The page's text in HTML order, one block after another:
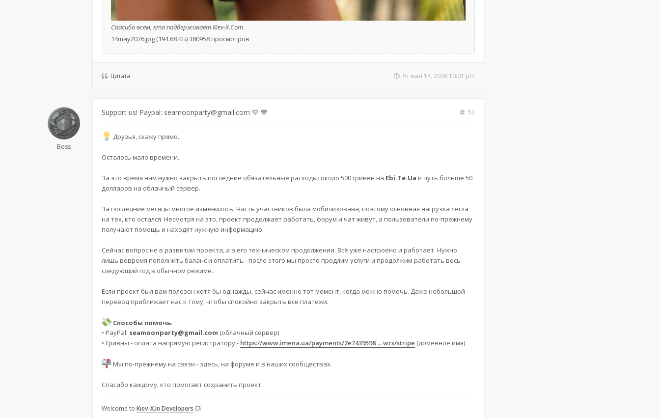
Спасибо всем, кто поддерживает Kiev-X.Com
14may2026.jpg (194.68 КБ) 380958 просмотров
Цитата Чт май 14, 2026 10:01 pm
Boss
Support us! Paypal: seamoonparty@gmail.com 💛 💙 52
Друзья, скажу прямо.
Осталось мало времени.
За это время нам нужно закрыть последние обязательные расходы: около 500 гривен на Ebi.Te.Ua и чуть больше 50
долларов на облачный сервер.
За последние месяцы многое изменилось. Часть участников была мобилизована, поэтому основная нагрузка легла
на тех, кто остался. Несмотря на это, проект продолжает работать, форум и чат живут, а пользователи по-прежнему
получают помощь и находят нужную информацию.
Сейчас вопрос не в развитии проекта, а в его техническом продолжении. Всё уже настроено и работает. Нужно
лишь вовремя пополнить баланс и оплатить - после этого мы просто продлим услуги и продолжим работать весь
следующий год в обычном режиме.
Если проект был вам полезен хотя бы однажды, сейчас именно тот момент, когда можно помочь. Даже небольшой
перевод приближает нас к тому, чтобы спокойно закрыть все платежи.
Способы помочь.
• PayPal: seamoonparty@gmail.com (облачный сервер)
• Гривны - оплата напрямую регистратору - https://www.imena.ua/payments/2e7439598 ... wrs/stripe (доменное имя)
Мы по-прежнему на связи - здесь, на форуме и в наших сообществах.
Спасибо каждому, кто помогает сохранить проект.
Welcome to Kiev-X.In Developers 💥